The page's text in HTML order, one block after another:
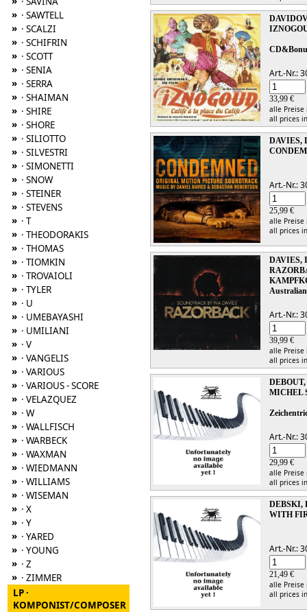
» · SAWTELL
» · SCALZI
» · SCHIFRIN
» · SCOTT
» · SENIA
» · SERRA
» · SHAIMAN
» · SHIRE
» · SHORE
» · SILIOTTO
» · SILVESTRI
» · SIMONETTI
» · SNOW
» · STEINER
» · STEVENS
» · T
» · THEODORAKIS
» · THOMAS
» · TIOMKIN
» · TROVAIOLI
» · TYLER
» · U
» · UMEBAYASHI
» · UMILIANI
» · V
» · VANGELIS
» · VARIOUS
» · VARIOUS - SCORE
» · VELAZQUEZ
» · W
» · WALLFISCH
» · WARBECK
» · WAXMAN
» · WIEDMANN
» · WILLIAMS
» · WISEMAN
» · X
» · Y
» · YARED
» · YOUNG
» · Z
» · ZIMMER
LP ·
KOMPONIST/COMPOSER
Art.-Nr.:
33,99 €
alle
all prices
DAVIES,
Art.-Nr.:
25,99 €
alle
all prices
DAVIES,
Art.-Nr.:
39,99 €
alle
all prices
MICHEL
Art.-Nr.:
29,99 €
alle
all prices
DEBSKI,
WITH
Art.-Nr.:
21,49 €
alle
all prices